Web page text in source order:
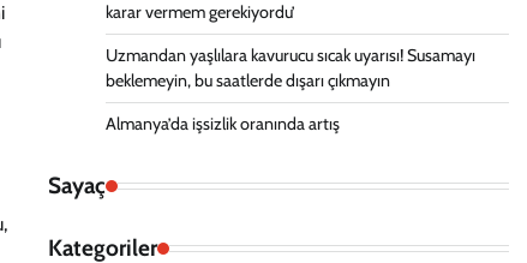
karar vermem gerekiyordu’
Uzmandan yaşlılara kavurucu sıcak uyarısı! Susamayı
beklemeyin, bu saatlerde dışarı çıkmayın
Almanya’da işsizlik oranında artış
Sayaç
Kategoriler